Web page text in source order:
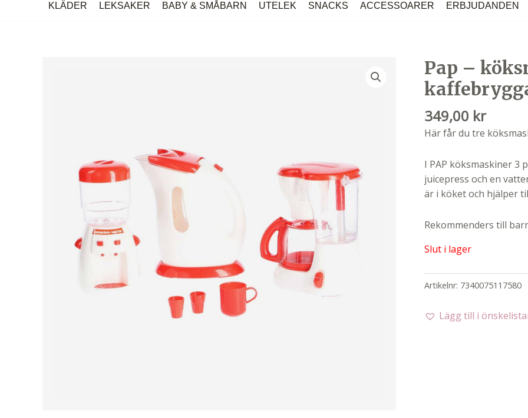
KLÄDER LEKSAKER BABY & SMÅBARN UTELEK SNACKS ACCESSOARER ERBJUDANDEN
Pap –
349,00 kr
Här får du tre
I PAP köksmaskiner 3
juicepress och en
är i köket och hjälper
Rekommenders till
Slut i lager
Artikelnr: 7340075117580
Lägg till i